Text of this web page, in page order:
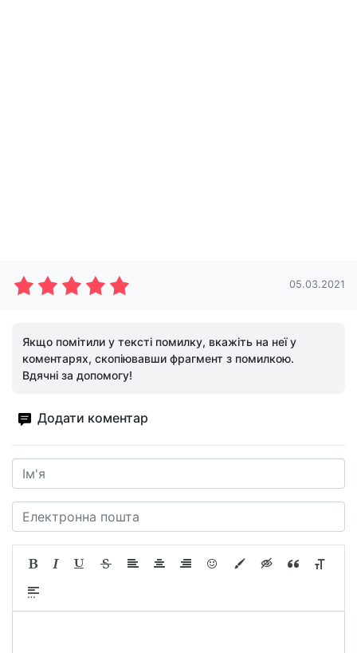
05.03.2021
Якщо помітили у тексті помилку, вкажіть на неї у
коментарях, скопіювавши фрагмент з помилкою.
Вдячні за допомогу!
Додати коментар